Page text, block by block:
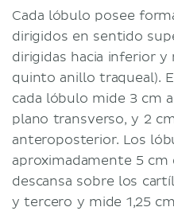
Cada lóbulo posee
dirigidos en sentido
dirigidas hacia inferior
quinto anillo traqueal).
cada lóbulo mide 3 cm
plano transverso, y 2
anteroposterior. Los
aproximadamente 5
descansa sobre los
y tercero y mide 1,25